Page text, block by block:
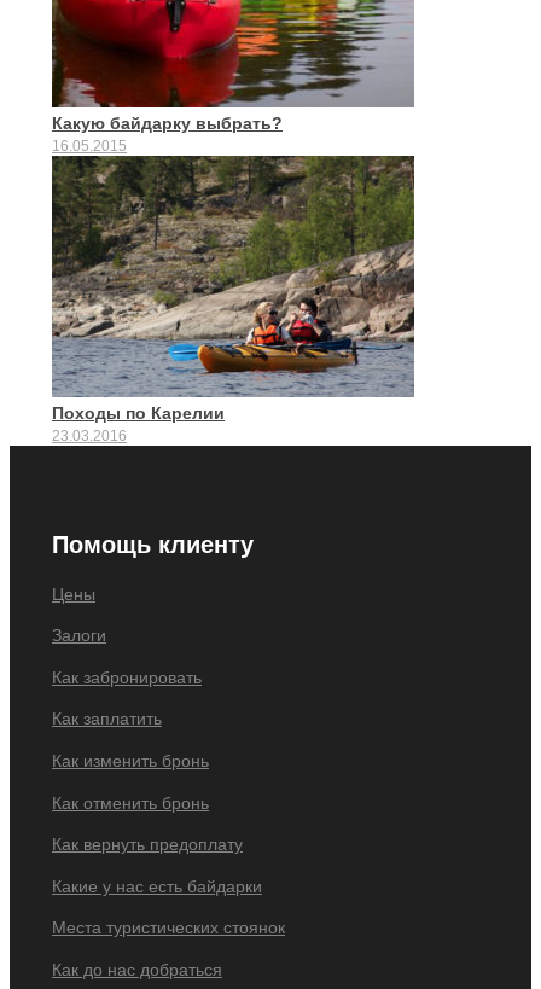
Какую байдарку выбрать?
16.05.2015
Походы по Карелии
23.03.2016
Помощь клиенту
Цены
Залоги
Как забронировать
Как заплатить
Как изменить бронь
Как отменить бронь
Как вернуть предоплату
Какие у нас есть байдарки
Места туристических стоянок
Как до нас добраться